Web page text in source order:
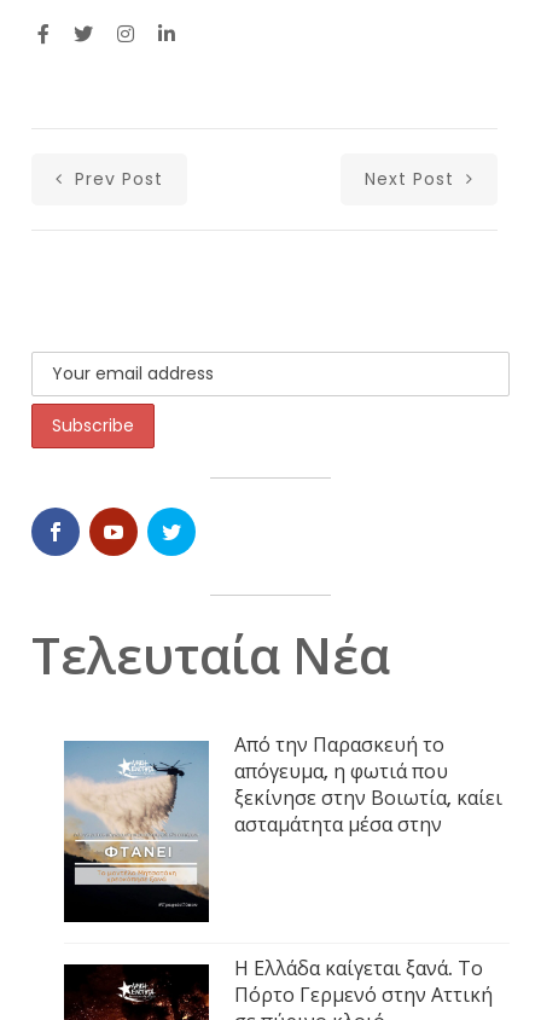
Prev Post Next Post
Τελευταία Νέα
Από την Παρασκευή το
απόγευμα, η φωτιά που
ξεκίνησε στην Βοιωτία, καίει
ασταμάτητα μέσα στην
Η Ελλάδα καίγεται ξανά. Το
Πόρτο Γερμενό στην Αττική